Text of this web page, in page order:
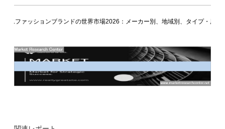
ームファッションブランドの世界市場2026：メーカー別、地域別、タイプ・用途